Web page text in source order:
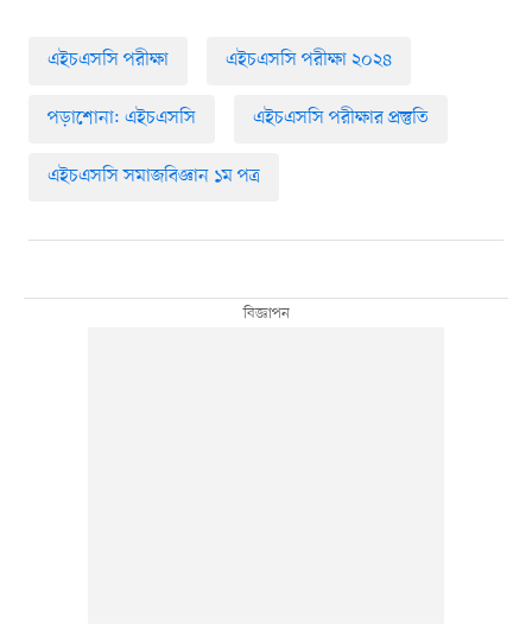
এইচএসসি পরীক্ষা এইচএসসি পরীক্ষা ২০২৪
পড়াশোনা: এইচএসসি এইচএসসি পরীক্ষার প্রস্তুতি
এইচএসসি সমাজবিজ্ঞান ১ম পত্র